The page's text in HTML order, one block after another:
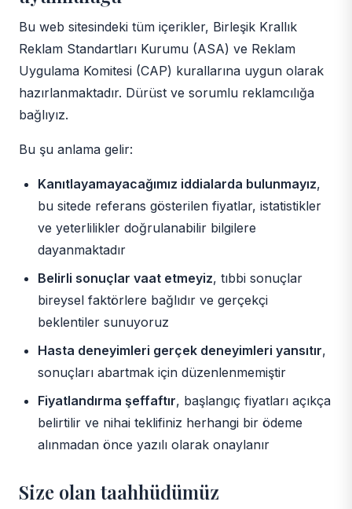
Bu web sitesindeki tüm içerikler, Birleşik Krallık
Reklam Standartları Kurumu (ASA) ve Reklam
Uygulama Komitesi (CAP) kurallarına uygun olarak
hazırlanmaktadır. Dürüst ve sorumlu reklamcılığa
bağlıyız.
Bu şu anlama gelir:
Kanıtlayamayacağımız iddialarda bulunmayız,
bu sitede referans gösterilen fiyatlar, istatistikler
ve yeterlilikler doğrulanabilir bilgilere
dayanmaktadır
Belirli sonuçlar vaat etmeyiz, tıbbi sonuçlar
bireysel faktörlere bağlıdır ve gerçekçi
beklentiler sunuyoruz
Hasta deneyimleri gerçek deneyimleri yansıtır,
sonuçları abartmak için düzenlenmemiştir
Fiyatlandırma şeffaftır, başlangıç fiyatları açıkça
belirtilir ve nihai teklifiniz herhangi bir ödeme
alınmadan önce yazılı olarak onaylanır
Size olan taahhüdümüz